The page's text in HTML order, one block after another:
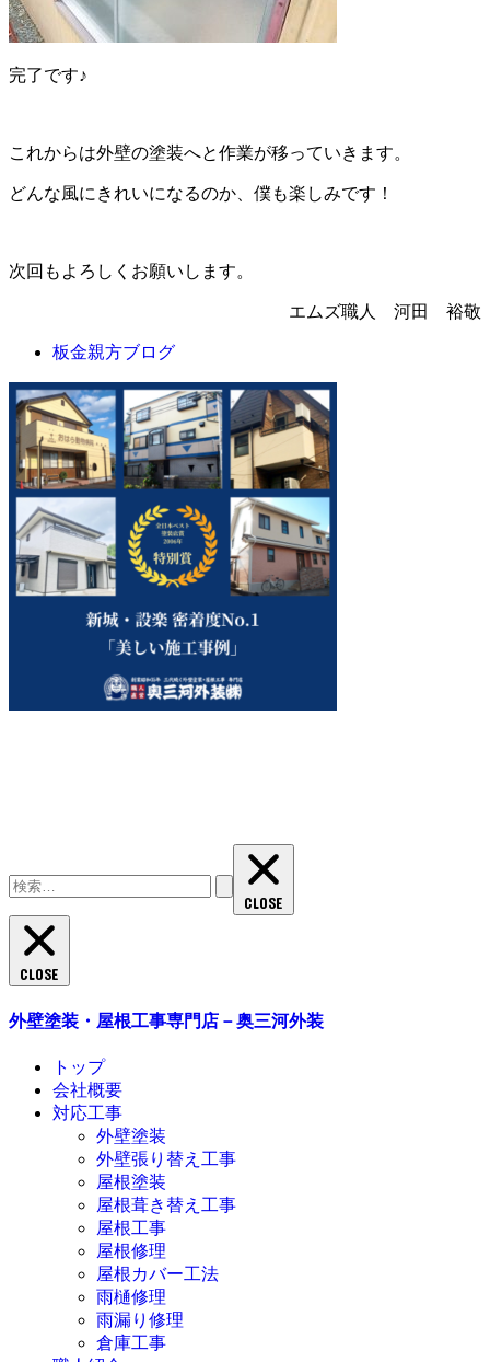
完了です♪
これからは外壁の塗装へと作業が移っていきます。
どんな風にきれいになるのか、僕も楽しみです！
次回もよろしくお願いします。
エムズ職人 河田 裕敬
板金親方ブログ
索:
CLOSE
CLOSE
外壁塗装・屋根工事専門店－奥三河外装
トップ
会社概要
対応工事
外壁塗装
外壁張り替え工事
屋根塗装
屋根葺き替え工事
屋根工事
屋根修理
屋根カバー工法
雨樋修理
雨漏り修理
倉庫工事